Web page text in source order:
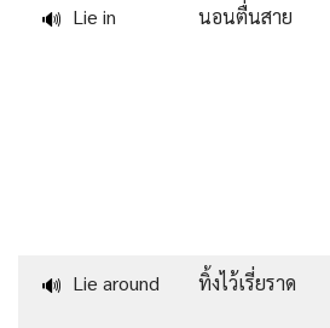
🔊 Lie in นอนตื่นสาย
🔊 Lie around ทิ้งไว้เรี่ยราด